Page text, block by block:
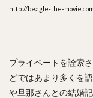
http://beagle-the-
プライベートを詮索
どではあまり多くを
や旦那さんとの結婚